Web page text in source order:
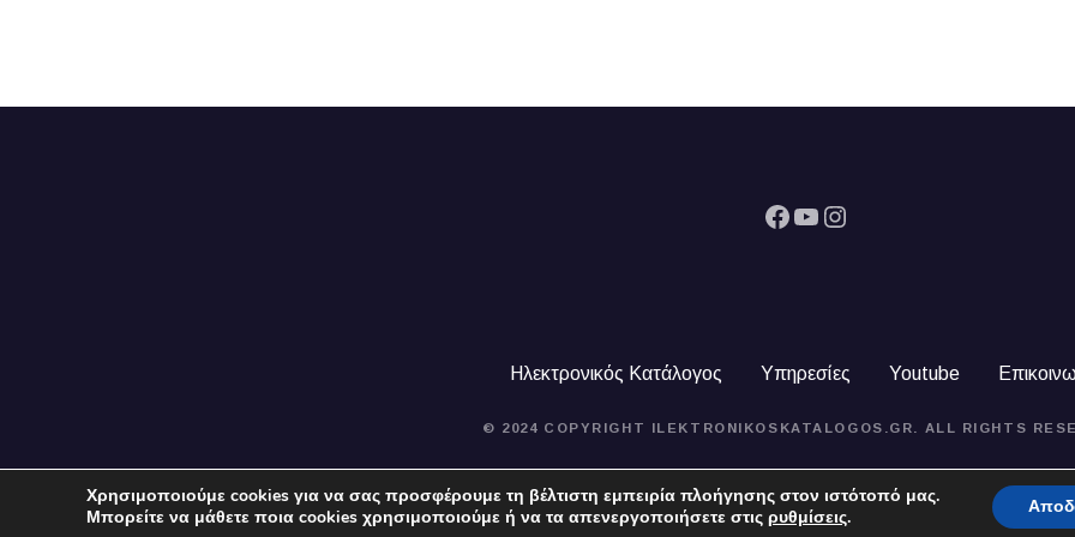
Facebook YouTube Instagram
Ηλεκτρονικός Κατάλογος Υπηρεσίες Youtube
© 2024 COPYRIGHT ILEKTRONIKOSKATALOGOS.GR. ALL RIGHTS
Χρησιμοποιούμε cookies για να σας προσφέρουμε τη βέλτιστη εμπειρία πλοήγησης στον ιστότοπό μας.
Μπορείτε να μάθετε ποια cookies χρησιμοποιούμε ή να τα απενεργοποιήσετε στις ρυθμίσεις.